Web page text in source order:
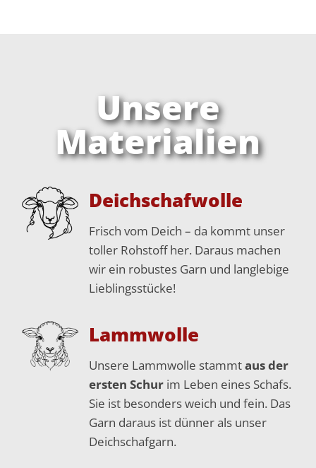
Unsere
Materialien
Deichschafwolle
Frisch vom Deich – da kommt unser
toller Rohstoff her. Daraus machen
wir ein robustes Garn und langlebige
Lieblingsstücke!
Lammwolle
Unsere Lammwolle stammtaus der
ersten Schur im Leben eines Schafs.
Sie ist besonders weich und fein. Das
Garn daraus ist dünner als unser
Deichschafgarn.